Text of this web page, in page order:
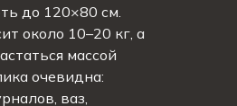
до 120×80 см.
около 10–20 кг, а
массой
очевидна:
ваз,